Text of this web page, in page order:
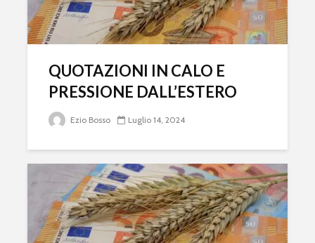
QUOTAZIONI IN CALO E
PRESSIONE DALL’ESTERO
Ezio Bosso Luglio 14, 2024